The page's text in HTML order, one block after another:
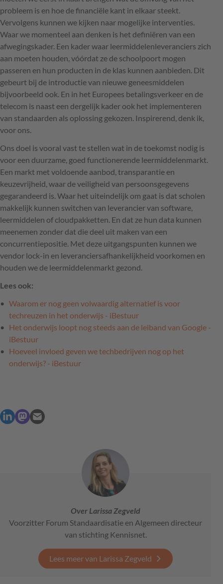
probleem is en hoe de financiële kant in elkaar steekt.
Vervolgens kunnen we kijken naar mogelijke interventies.
Waar we momenteel aan denken is het definiëren van een
afwegingskader. Een kader waar leermiddelenleveranciers zich
aan moeten houden, vóórdat ze de schoolpoort mogen
passeren en hun producten in de klas kunnen aanbieden. Dit
gebeurt bij de introductie van nieuwe geneesmiddelen
bijvoorbeeld ook. En in het Europees betalingsverkeer en de
telecom is naast een dergelijk kader ook het implementeren
van standaarden als oplossing gekozen. Inspirerend, denk ik,
voor ons.
Ons doel is vooral vast te stellen wat in de toekomst nodig is
voor een duurzame, goed functionerende leermiddelenmarkt.
Een markt met voldoende aanbod, transparantie en
keuzevrijheid, waar de veiligheid van persoonsgegevens
gegarandeerd is. Waar het uiteindelijk om gaat is dat scholen
makkelijk kunnen switchen van leverancier van software,
leermiddelen of cloudpakketten. En dat ze hun data kunnen
meenemen zonder dat die deel uit maken van een
concurrentiepositie. Met deze uitgangspunten kunnen we
vendor lock-in en leveranciersafhankelijkheid voorkomen en
houden we de leermiddelenmarkt gezond.
Lees ook:
Waarom er nog geen volwaardig alternatief is voor
techreuzen in het onderwijs - iBestuur
Het onderwijs loopt nog steeds aan de leiband van Google -
iBestuur
Hoeveel invloed geven we techbedrijven nog op het
onderwijs? - iBestuur
Over Larissa Zegveld
Voorzitter Forum Standaardisatie en Algemeen directeur
van stichting Kennisnet.
Lees meer van Larissa Zegveld